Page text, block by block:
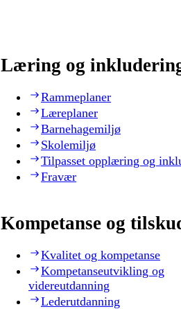
Læring og
Rammeplaner
Læreplaner
Barnehagemiljø
Skolemiljø
Tilpasset opplæring og
Fravær
Kompetanse og
Kvalitet og kompetanse
Kompetanseutvikling og
videreutdanning
Lederutdanning